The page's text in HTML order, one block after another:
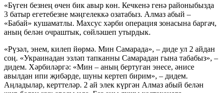
«Бүген безнең өчен бик авыр көн. Кечкенә генә районыбызда
3 батыр егетебезне мәңгелеккә озатабыз. Алмаз абый –
«Бабай» кушаматлы. Махсус хәрби операция зонасына баргач,
аның белән очраштык, сөйләшеп утырдык.
«Рүзәл, энем, килеп йөрмә. Мин Самарада», – диде ул 2 айдан
соң. «Украинадан эзләп тапканны Самарадан гына табабыз», –
дидем. Хәрбиләргә: «Мин – аның бертуган энесе, әнисе
авылдан ипи җибәрде, шуны кертеп бирим», – дидем.
Аңладылар, керттеләр. 2 ай элек күргән Алмаз абый белән